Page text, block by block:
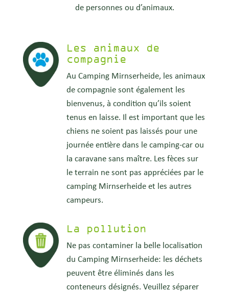
de personnes ou d’animaux.
Les animaux de
compagnie
Au Camping Mirnserheide, les animaux
de compagnie sont également les
bienvenus, à condition qu’ils soient
tenus en laisse. Il est important que les
chiens ne soient pas laissés pour une
journée entière dans le camping-car ou
la caravane sans maître. Les fèces sur
le terrain ne sont pas appréciées par le
camping Mirnserheide et les autres
campeurs.
La pollution
Ne pas contaminer la belle localisation
du Camping Mirnserheide: les déchets
peuvent être éliminés dans les
conteneurs désignés. Veuillez séparer